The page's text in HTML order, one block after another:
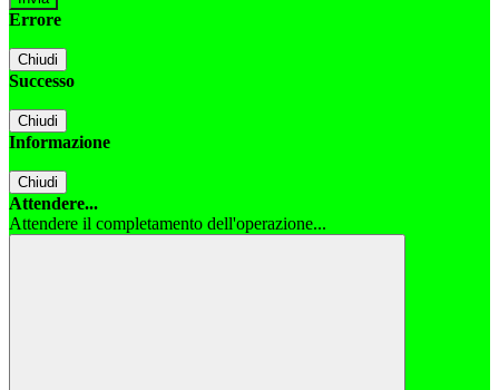
Errore
Chiudi
Successo
Chiudi
Informazione
Chiudi
Attendere...
Attendere il completamento dell'operazione...